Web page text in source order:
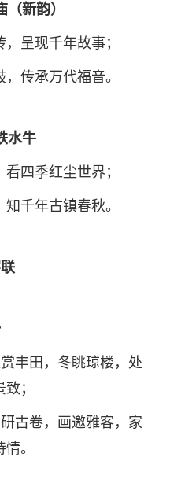
新韵）
呈现千年故事；
传承万代福音。
水牛
四季红尘世界；
千年古镇春秋。
丰田，冬眺琼楼，处
致；
古卷，画邀雅客，家
情。